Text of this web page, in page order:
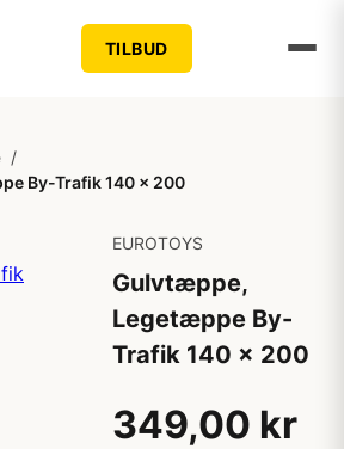
TILBUD
/
By-Trafik 140 x 200
EUROTOYS
Gulvtæppe,
Legetæppe By-
Trafik 140 x 200
349,00 kr